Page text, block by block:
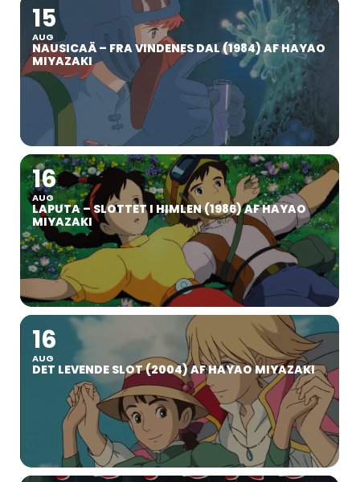
15
AUG
NAUSICAÄ – FRA VINDENES DAL (1984) AF HAYAO
MIYAZAKI
16
AUG
LAPUTA – SLOTTET I HIMLEN (1986) AF HAYAO
MIYAZAKI
16
AUG
DET LEVENDE SLOT (2004) AF HAYAO MIYAZAKI